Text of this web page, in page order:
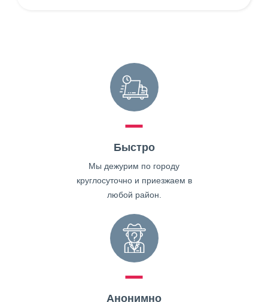
Быстро
Мы дежурим по городу
круглосуточно и приезжаем в
любой район.
Анонимно